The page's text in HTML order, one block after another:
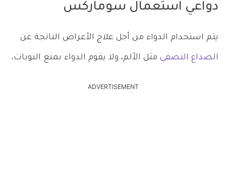
دواعي استعمال سوماركس
يتم استخدام الدواء من أجل علاج الأعراض الناتجة عن
الصداع النصفي مثل الألم، ولا يقوم الدواء بمنع النوبات.
ADVERTISEMENT